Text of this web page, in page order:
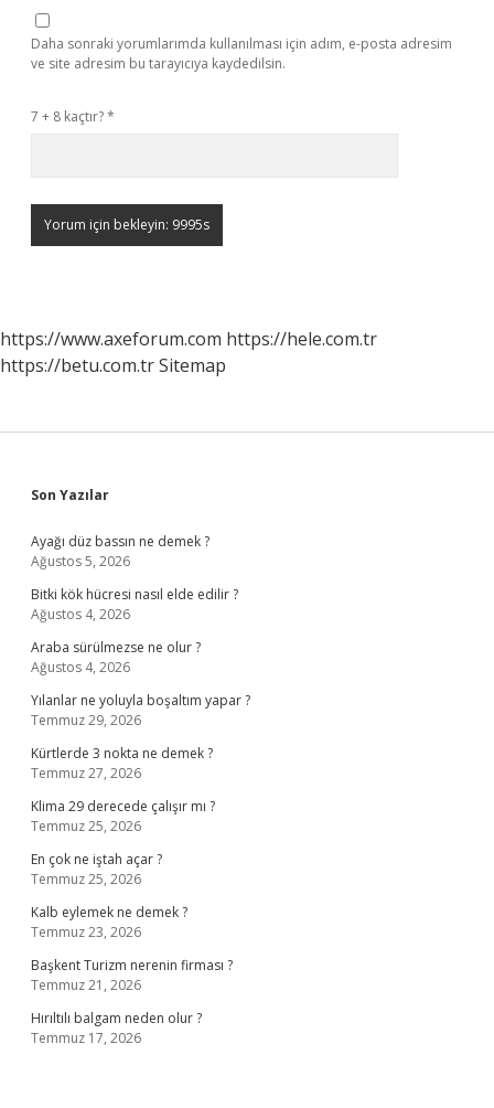
Daha sonraki yorumlarımda kullanılması için adım, e-posta adresim
ve site adresim bu tarayıcıya kaydedilsin.
7 + 8 kaçtır?*
https://www.axeforum.com https://hele.com.tr
https://betu.com.trSitemap
Sidebar
Son Yazılar
Ayağı düz bassın ne demek ?
Ağustos 5, 2026
Bitki kök hücresi nasıl elde edilir ?
Ağustos 4, 2026
Araba sürülmezse ne olur ?
Ağustos 4, 2026
Yılanlar ne yoluyla boşaltım yapar ?
Temmuz 29, 2026
Kürtlerde 3 nokta ne demek ?
Temmuz 27, 2026
Klima 29 derecede çalışır mı ?
Temmuz 25, 2026
En çok ne iştah açar ?
Temmuz 25, 2026
Kalb eylemek ne demek ?
Temmuz 23, 2026
Başkent Turizm nerenin firması ?
Temmuz 21, 2026
Hırıltılı balgam neden olur ?
Temmuz 17, 2026